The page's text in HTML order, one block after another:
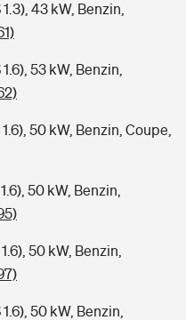
43 kW, Benzin,
53 kW, Benzin,
50 kW, Benzin, Coupe,
50 kW, Benzin,
50 kW, Benzin,
50 kW, Benzin,